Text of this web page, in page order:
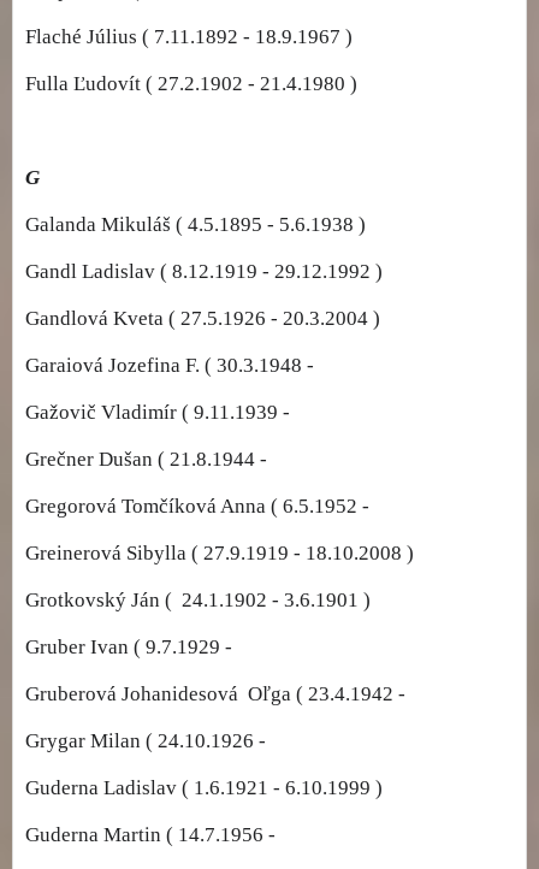
Flaché Július ( 7.11.1892 - 18.9.1967 )
Fulla Ľudovít ( 27.2.1902 - 21.4.1980 )
G
Galanda Mikuláš ( 4.5.1895 - 5.6.1938 )
Gandl Ladislav ( 8.12.1919 - 29.12.1992 )
Gandlová Kveta ( 27.5.1926 - 20.3.2004 )
Garaiová Jozefina F. ( 30.3.1948 -
Gažovič Vladimír ( 9.11.1939 -
Grečner Dušan ( 21.8.1944 -
Gregorová Tomčíková Anna ( 6.5.1952 -
Greinerová Sibylla ( 27.9.1919 - 18.10.2008 )
Grotkovský Ján ( 24.1.1902 - 3.6.1901 )
Gruber Ivan ( 9.7.1929 -
Gruberová Johanidesová Oľga ( 23.4.1942 -
Grygar Milan ( 24.10.1926 -
Guderna Ladislav ( 1.6.1921 - 6.10.1999 )
Guderna Martin ( 14.7.1956 -